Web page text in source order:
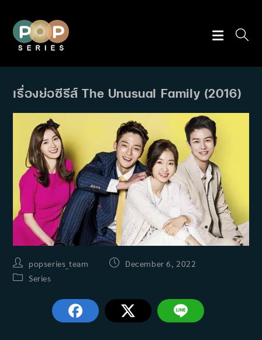
content
เรื่องย่อซีรีส์ The Unusual Family (2016)
Post
author:
popseries_team
PostDecember 6, 2022
PostSeries